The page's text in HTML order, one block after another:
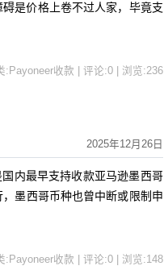
是价格上卷不过人家，毕竟支
:Payoneer收款 | 评论:0 | 浏览:236
2025年12月26日
内最早支持收款亚马逊墨西哥
墨西哥币种也曾中断或限制申
:Payoneer收款 | 评论:0 | 浏览:148